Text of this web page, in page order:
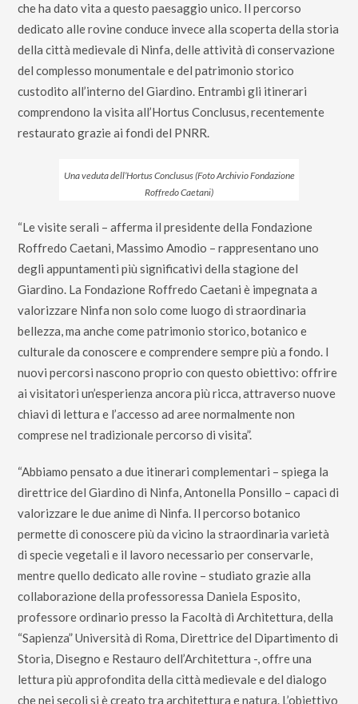
che ha dato vita a questo paesaggio unico. Il percorso
dedicato alle rovine conduce invece alla scoperta della storia
della città medievale di Ninfa, delle attività di conservazione
del complesso monumentale e del patrimonio storico
custodito all’interno del Giardino. Entrambi gli itinerari
comprendono la visita all’Hortus Conclusus, recentemente
restaurato grazie ai fondi del PNRR.
Una veduta dell’Hortus Conclusus(Foto Archivio Fondazione
Roffredo Caetani)
“Le visite serali – afferma il presidente della Fondazione
Roffredo Caetani, Massimo Amodio – rappresentano uno
degli appuntamenti più significativi della stagione del
Giardino. La Fondazione Roffredo Caetani è impegnata a
valorizzare Ninfa non solo come luogo di straordinaria
bellezza, ma anche come patrimonio storico, botanico e
culturale da conoscere e comprendere sempre più a fondo. I
nuovi percorsi nascono proprio con questo obiettivo: offrire
ai visitatori un’esperienza ancora più ricca, attraverso nuove
chiavi di lettura e l’accesso ad aree normalmente non
comprese nel tradizionale percorso di visita”.
“Abbiamo pensato a due itinerari complementari – spiega la
direttrice del Giardino di Ninfa, Antonella Ponsillo – capaci di
valorizzare le due anime di Ninfa. Il percorso botanico
permette di conoscere più da vicino la straordinaria varietà
di specie vegetali e il lavoro necessario per conservarle,
mentre quello dedicato alle rovine – studiato grazie alla
collaborazione della professoressa Daniela Esposito,
professore ordinario presso la Facoltà di Architettura, della
“Sapienza” Università di Roma, Direttrice del Dipartimento di
Storia, Disegno e Restauro dell’Architettura -, offre una
lettura più approfondita della città medievale e del dialogo
che nei secoli si è creato tra architettura e natura. L’obiettivo